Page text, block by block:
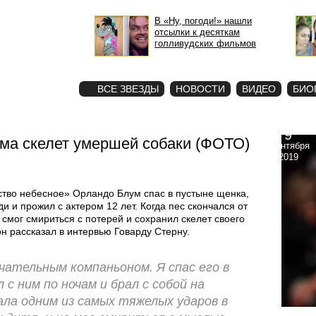
В «Ну, погоди!» нашли
отсылки к десяткам
голливудских фильмов
ВСЕ ЗВЕЗДЫ НОВОСТИ ВИДЕО
скелет умершей собаки (ФОТО)
небесное» Орландо Блум спас в пустыне щенка,
и прожил с актером 12 лет. Когда пес скончался от
смириться с потерей и сохранил скелет своего
рассказал в интервью Говарду Стерну.
компаньоном. Я спас его в
ним по ночам и брал с собой на
одним из самых тяжелых ударов в
9
сентября
2019